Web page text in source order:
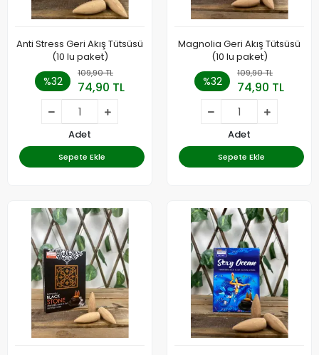
Anti Stress Geri Akış Tütsüsü
(10 lu paket)
%32
109,90 TL
74,90 TL
Adet
Sepete Ekle
Magnolia Geri Akış Tütsüsü
(10 lu paket)
%32
109,90 TL
74,90 TL
Adet
Sepete Ekle